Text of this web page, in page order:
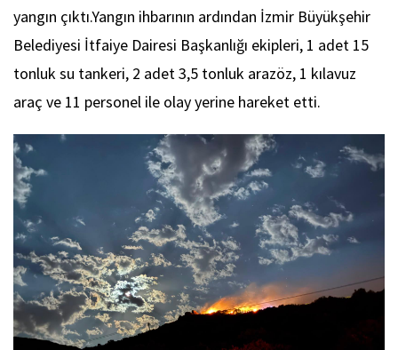
yangın çıktı.Yangın ihbarının ardından İzmir Büyükşehir
Belediyesi İtfaiye Dairesi Başkanlığı ekipleri, 1 adet 15
tonluk su tankeri, 2 adet 3,5 tonluk arazöz, 1 kılavuz
araç ve 11 personel ile olay yerine hareket etti.